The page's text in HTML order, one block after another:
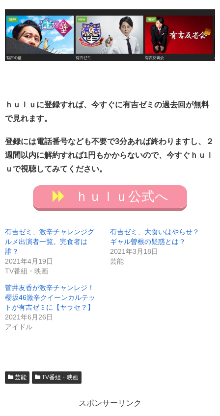
ｈｕｌｕに登録すれば、今すぐに有吉ゼミの過去回が無料
で見れます。
登録には電話番号なども不要で3分あれば終わりますし、２
週間以内に解約すれば1円もかからないので、今すぐｈｕｌ
ｕで視聴してみてください。
ｈｕｌｕ公式へ
有吉ゼミ、激辛チャレンジグ
ルメ出演者一覧。完食者は
誰？
2021年4月19日
TV番組・映画
有吉ゼミ、大食いはやらせ？
ギャル曽根の疑惑とは？
2021年3月18日
芸能
菅井友香が激辛チャンレジ！
櫻坂46激辛クイーンカルテッ
トが有吉ゼミに【ヤラセ？】
2021年6月26日
アイドル
芸能 TV番組・映画
スポンサーリンク